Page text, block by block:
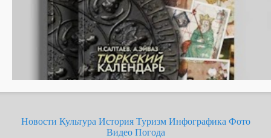
Новости Культура История Туризм Инфографика Фото
Видео Погода